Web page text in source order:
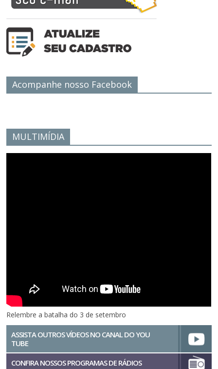
Acompanhe nosso Facebook
MULTIMÍDIA
Relembre a batalha do 3 de setembro
ASSISTA OUTROS VÍDEOS NO CANAL DO YOU
TUBE
CONFIRA NOSSOS PROGRAMAS DE RÁDIOS